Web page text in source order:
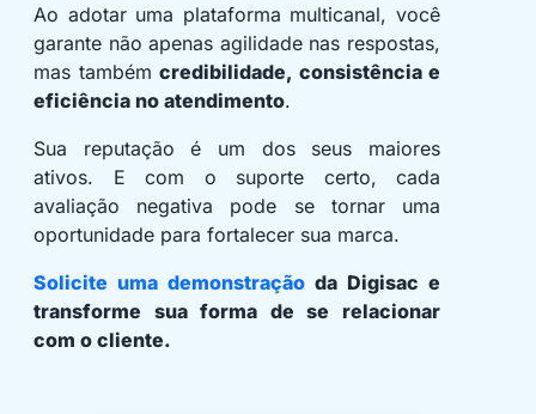
Ao adotar uma plataforma multicanal, você
garante não apenas agilidade nas respostas,
mas também credibilidade, consistência e
eficiência no atendimento.
Sua reputação é um dos seus maiores
ativos. E com o suporte certo, cada
avaliação negativa pode se tornar uma
oportunidade para fortalecer sua marca.
Solicite uma demonstração da Digisac e
transforme sua forma de se relacionar
com o cliente.